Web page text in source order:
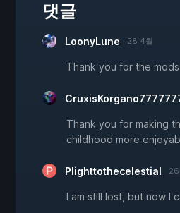
댓글
LoonyLune 28 4월
Thank you for the mods
Thank you for making
childhood more
Plighttothecelestial 26
I am still lost, but now I